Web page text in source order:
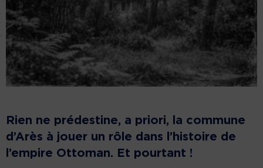
Rien ne prédestine, a priori, la commune
d’Arès à jouer un rôle dans l’histoire de
l’empire Ottoman. Et pourtant !